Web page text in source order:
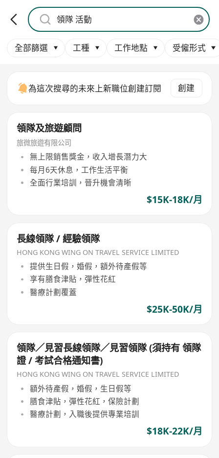
全部篩選 工種 工作地點 受僱形式
為這次搜尋的未來上新職位創建訂閱 創建
領隊及旅遊顧問
旅微旅遊有限公司
無上限銷售獎金，收入增長潛力大
每月6天休息，工作生活平衡
全面行業培訓，晉升機會清晰
$15K-18K/月
長線領隊 / 經驗領隊
HONG KONG WING ON TRAVEL SERVICE LIMITED
提供生日假，婚假，額外待產假等
享有膳食津貼，彈性花紅
醫療計劃覆蓋
$25K-50K/月
領隊／見習長線領隊／見習領隊 (須持有 領隊
證 / 考試合格通知書)
HONG KONG WING ON TRAVEL SERVICE LIMITED
額外待產假，婚假，生日假等
膳食津貼，彈性花紅，保險計劃
醫療計劃，入職後提供專業培訓
$18K-22K/月